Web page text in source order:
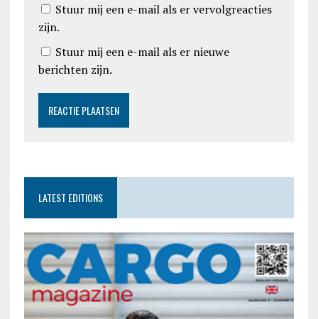
Stuur mij een e-mail als er vervolgreacties
zijn.
Stuur mij een e-mail als er nieuwe
berichten zijn.
LATEST EDITIONS